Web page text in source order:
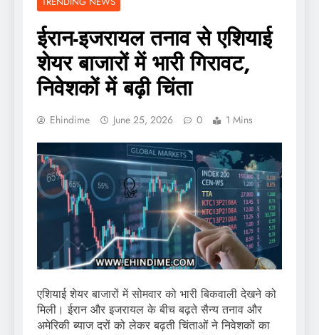
ईरान-इजरायल तनाव से एशियाई
शेयर बाजारों में भारी गिरावट,
निवेशकों में बढ़ी चिंता
Ehindime June 25, 2026 0 1 Mins
एशियाई शेयर बाजारों में सोमवार को भारी बिकवाली देखने को
मिली। ईरान और इजरायल के बीच बढ़ते सैन्य तनाव और
अमेरिकी ब्याज दरों को लेकर बढ़ती चिंताओं ने निवेशकों का